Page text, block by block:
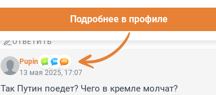
что, опять олигархическое козачество восстало ?
ОТВЕТИТЬ
Pupin
Подробнее в профиле
13 мая 2025, 17:07
Так Путин поедет? Чего в кремле молчат?